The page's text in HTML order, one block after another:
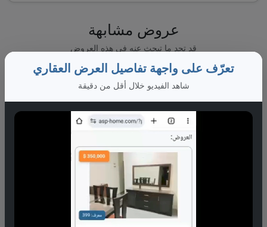
تعرّف على واجهة تفاصيل العرض العقاري
شاهد الفيديو خلال أقل من دقيقة
عروض مشابهة
قد تجد ما تبحث عنه في هذه العروض
للبيع بمنطقة: مشروع دمر